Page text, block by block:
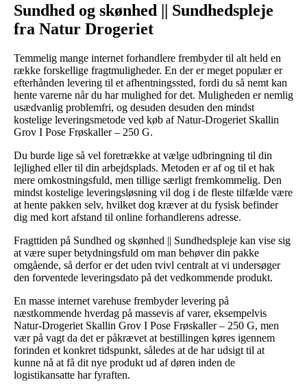
Sundhed og skønhed || Sundhedspleje
fra Natur Drogeriet
Temmelig mange internet forhandlere frembyder til alt held en
række forskellige fragtmuligheder. En der er meget populær er
efterhånden levering til et afhentningssted, fordi du så nemt kan
hente varerne når du har mulighed for det. Muligheden er nemlig
usædvanlig problemfri, og desuden desuden den mindst
kostelige leveringsmetode ved køb af Natur-Drogeriet Skallin
Grov I Pose Frøskaller – 250 G.
Du burde lige så vel foretrække at vælge udbringning til din
lejlighed eller til din arbejdsplads. Metoden er af og til et hak
mere omkostningsfuld, men tillige særligt fremkommelig. Den
mindst kostelige leveringsløsning vil dog i de fleste tilfælde være
at hente pakken selv, hvilket dog kræver at du fysisk befinder
dig med kort afstand til online forhandlerens adresse.
Fragttiden på Sundhed og skønhed || Sundhedspleje kan vise sig
at være super betydningsfuld om man behøver din pakke
omgående, så derfor er det uden tvivl centralt at vi undersøger
den forventede leveringsdato på det vedkommende produkt.
En masse internet varehuse frembyder levering på
næstkommende hverdag på massevis af varer, eksempelvis
Natur-Drogeriet Skallin Grov I Pose Frøskaller – 250 G, men
vær på vagt da det er påkrævet at bestillingen køres igennem
forinden et konkret tidspunkt, således at de har udsigt til at
kunne nå at få dit nye produkt ud af døren inden de
logistikansatte har fyraften.